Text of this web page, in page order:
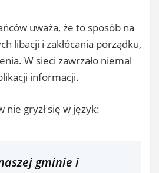
uważa, że to sposób na
libacji i zakłócania porządku,
W sieci zawrzało niemal
informacji.
nie gryzł się w język:
gminie i